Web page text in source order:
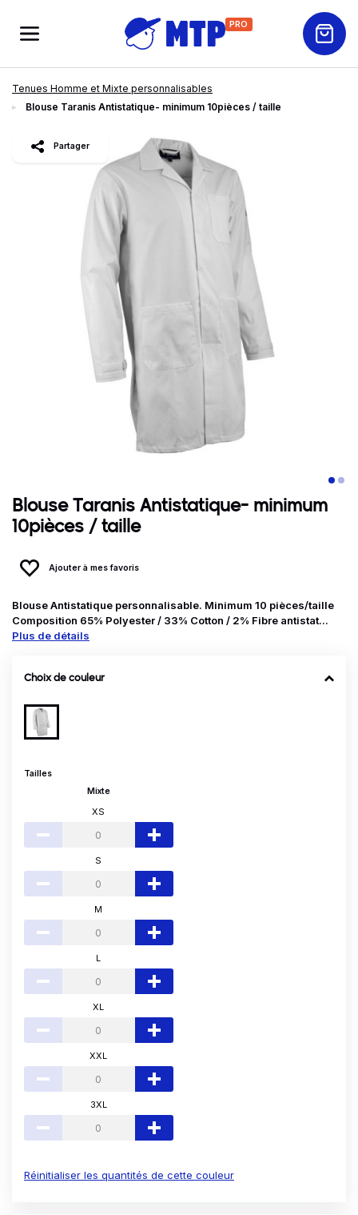
PRO
Tenues Homme et Mixte personnalisables
Blouse Taranis Antistatique- minimum 10pièces / taille
Blouse Taranis Antistatique- minimum
10pièces / taille
Ajouter à mes favoris
Blouse Antistatique personnalisable. Minimum 10 pièces/taille
Composition 65% Polyester / 33% Cotton / 2% Fibre antistat...
Plus de détails
Choix de couleur
Tailles
Mixte
XS
S
M
L
XL
XXL
3XL
Réinitialiser les quantités de cette couleur
Partager
slide1